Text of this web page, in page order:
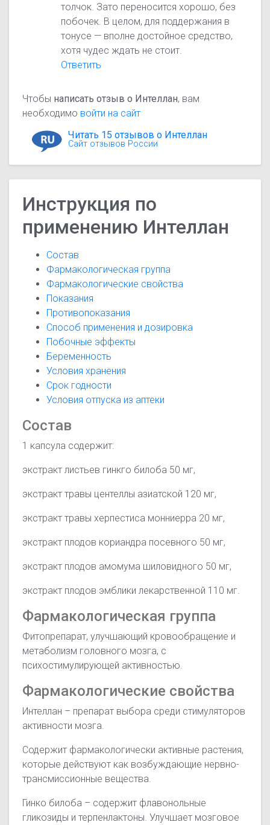
толчок. Зато переносится хорошо, без
побочек. В целом, для поддержания в
тонусе — вполне достойное средство,
хотя чудес ждать не стоит.
Ответить
Чтобы написать отзыв о Интеллан, вам
необходимо войти на сайт
Читать 15 отзывов о Интеллан
Сайт отзывов России
Инструкция по
применению Интеллан
Состав
Фармакологическая группа
Фармакологические свойства
Показания
Противопоказания
Способ применения и дозировка
Побочные эффекты
Беременность
Условия хранения
Срок годности
Условия отпуска из аптеки
Состав
1 капсула содержит:
экстракт листьев гинкго билоба 50 мг,
экстракт травы центеллы азиатской 120 мг,
экстракт травы херпестиса монниерра 20 мг,
экстракт плодов кориандра посевного 50 мг,
экстракт плодов амомума шиловидного 50 мг,
экстракт плодов эмблики лекарственной 110 мг.
Фармакологическая группа
Фитопрепарат, улучшающий кровообращение и
метаболизм головного мозга, с
психостимулирующей активностью.
Фармакологические свойства
Интеллан – препарат выбора среди стимуляторов
активности мозга.
Содержит фармакологически активные растения,
которые действуют как возбуждающие нервно-
трансмиссионные вещества.
Гинко билоба – содержит флавонольные
гликозиды и терпенлактоны. Улучшает мозговое